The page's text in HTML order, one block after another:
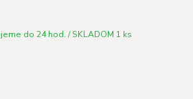
do 24 hod. / SKLADOM 1 ks